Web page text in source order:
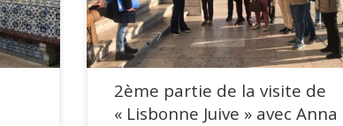
2ème partie de la visite de
« Lisbonne Juive » avec Anna